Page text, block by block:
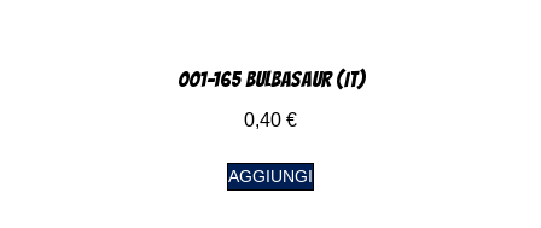
001-165 Bulbasaur (IT)
0,40 €
AGGIUNGI